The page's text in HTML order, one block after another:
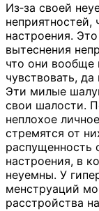
Из‑за своей
неприятностей,
настроения.
вытеснения
что они вообще
чувствовать,
Эти милые
свои шалости.
неплохое
стремятся от
распущенность
настроения, в
неуемны. У
менструаций
расстройства